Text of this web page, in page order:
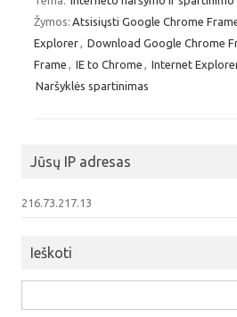
Žymos: Atsisiųsti Google Chrome
Explorer
Download Google Chrome
Frame
IE to Chrome Internet
Naršyklės spartinimas
Jūsų IP adresas
216.73.217.13
Ieškoti